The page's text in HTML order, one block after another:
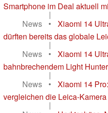
Smartphone im Deal aktuell
|
News
•
Xiaomi 14
dürften bereits das globale
|
News
•
Xiaomi 14
bahnbrechendem Light
|
News
•
Xiaomi 14
vergleichen die Leica-
|